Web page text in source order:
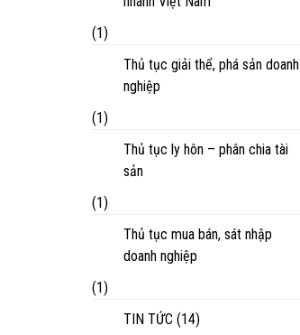
(1)
Thủ tục giải thể, phá sản doanh
nghiệp
(1)
Thủ tục ly hôn – phân chia tài
sản
(1)
Thủ tục mua bán, sát nhập
doanh nghiệp
(1)
TIN TỨC (14)